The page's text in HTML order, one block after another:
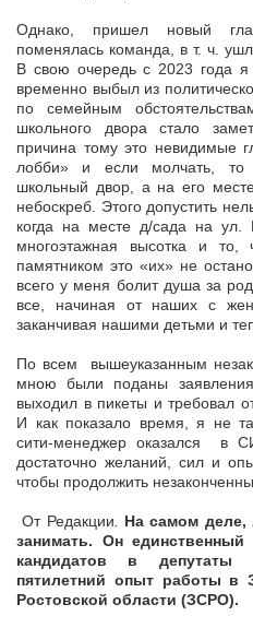
Однако, пришел новый
поменялась команда, в т. ч.
В свою очередь с 2023 года
временно выбыл из
по семейным
школьного двора стало
причина тому это невидимые
лобби» и если молчать, то
школьный двор, а на его
небоскреб. Этого допустить
когда на месте д/сада на ул.
многоэтажная высотка и то,
памятником это «их» не
всего у меня болит душа за
все, начиная от наших с
заканчивая нашими детьми и
По всем вышеуказанным
мною были поданы
выходил в пикеты и требовал
И как показало время, я не
сити-менеджер оказался в
достаточно желаний, сил и
чтобы продолжить
От Редакции
На самом деле,
занимать. Он
кандидатов в депутаты
пятилетний опыт работы в
Ростовской области (ЗСРО).